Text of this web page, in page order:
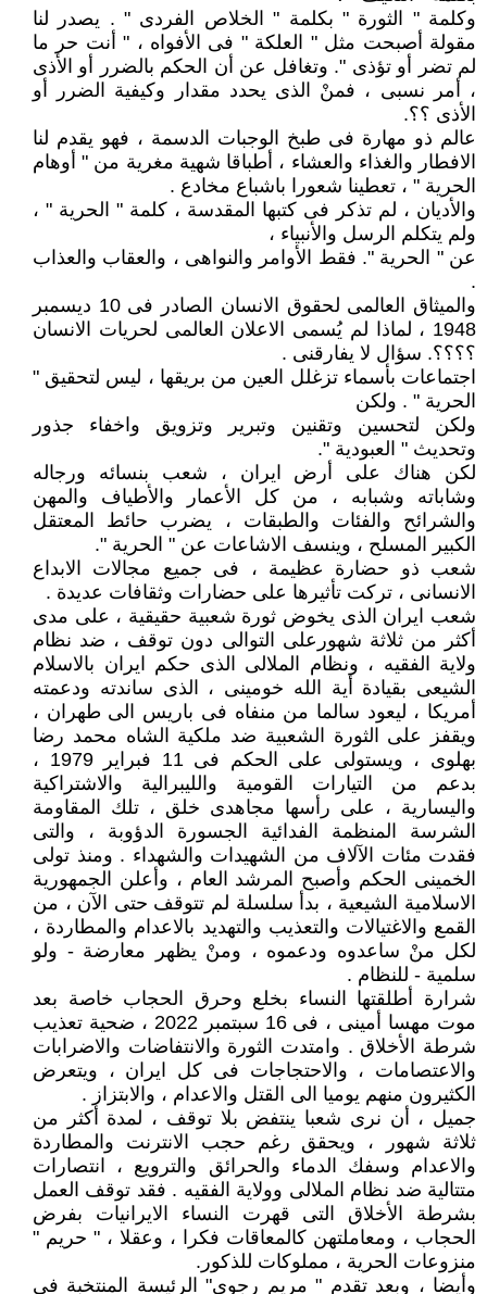
وكلمة " الثورة " بكلمة " الخلاص الفردى " . يصدر لنا
مقولة أصبحت مثل " العلكة " فى الأفواه ، " أنت حر ما
لم تضر أو تؤذى ". وتغافل عن أن الحكم بالضرر أو الأذى
، أمر نسبى ، فمنْ الذى يحدد مقدار وكيفية الضرر أو
الأذى ؟؟.
عالم ذو مهارة فى طبخ الوجبات الدسمة ، فهو يقدم لنا
الافطار والغذاء والعشاء ، أطباقا شهية مغرية من " أوهام
الحرية " ، تعطينا شعورا باشباع مخادع .
والأديان ، لم تذكر فى كتبها المقدسة ، كلمة " الحرية " ،
ولم يتكلم الرسل والأنبياء ،
عن " الحرية ". فقط الأوامر والنواهى ، والعقاب والعذاب
.
والميثاق العالمى لحقوق الانسان الصادر فى 10 ديسمبر
1948 ، لماذا لم يُسمى الاعلان العالمى لحريات الانسان
؟؟؟؟. سؤال لا يفارقنى .
اجتماعات بأسماء تزغلل العين من بريقها ، ليس لتحقيق "
الحرية " . ولكن
ولكن لتحسين وتقنين وتبرير وتزويق واخفاء جذور
وتحديث " العبودية ".
لكن هناك على أرض ايران ، شعب بنسائه ورجاله
وشاباته وشبابه ، من كل الأعمار والأطياف والمهن
والشرائح والفئات والطبقات ، يضرب حائط المعتقل
الكبير المسلح ، وينسف الاشاعات عن " الحرية ".
شعب ذو حضارة عظيمة ، فى جميع مجالات الابداع
الانسانى ، تركت تأثيرها على حضارات وثقافات عديدة .
شعب ايران الذى يخوض ثورة شعبية حقيقية ، على مدى
أكثر من ثلاثة شهورعلى التوالى دون توقف ، ضد نظام
ولاية الفقيه ، ونظام الملالى الذى حكم ايران بالاسلام
الشيعى بقيادة أية الله خومينى ، الذى ساندته ودعمته
أمريكا ، ليعود سالما من منفاه فى باريس الى طهران ،
ويقفز على الثورة الشعبية ضد ملكية الشاه محمد رضا
بهلوى ، ويستولى على الحكم فى 11 فبراير 1979 ،
بدعم من التيارات القومية والليبرالية والاشتراكية
واليسارية ، على رأسها مجاهدى خلق ، تلك المقاومة
الشرسة المنظمة الفدائية الجسورة الدؤوبة ، والتى
فقدت مئات الآلاف من الشهيدات والشهداء . ومنذ تولى
الخمينى الحكم وأصبح المرشد العام ، وأعلن الجمهورية
الاسلامية الشيعية ، بدأ سلسلة لم تتوقف حتى الآن ، من
القمع والاغتيالات والتعذيب والتهديد بالاعدام والمطاردة ،
لكل منْ ساعدوه ودعموه ، ومنْ يظهر معارضة - ولو
سلمية - للنظام .
شرارة أطلقتها النساء بخلع وحرق الحجاب خاصة بعد
موت مهسا أمينى ، فى 16 سبتمبر 2022 ، ضحية تعذيب
شرطة الأخلاق . وامتدت الثورة والانتفاضات والاضرابات
والاعتصامات ، والاحتجاجات فى كل ايران ، ويتعرض
الكثيرون منهم يوميا الى القتل والاعدام ، والابتزاز .
جميل ، أن نرى شعبا ينتفض بلا توقف ، لمدة أكثر من
ثلاثة شهور ، ويحقق رغم حجب الانترنت والمطاردة
والاعدام وسفك الدماء والحرائق والترويع ، انتصارات
متتالية ضد نظام الملالى وولاية الفقيه . فقد توقف العمل
بشرطة الأخلاق التى قهرت النساء الايرانيات بفرض
الحجاب ، ومعاملتهن كالمعاقات فكرا ، وعقلا ، " حريم "
منزوعات الحرية ، مملوكات للذكور.
وأيضا ، وبعد تقدم " مريم رجوى" الرئيسة المنتخبة فى